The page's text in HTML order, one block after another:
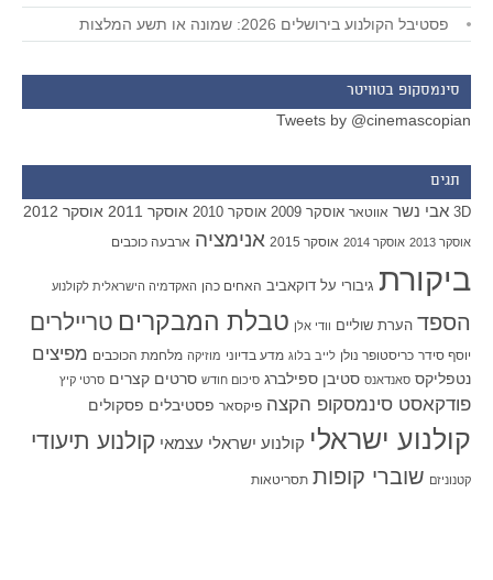
פסטיבל הקולנוע בירושלים 2026: שמונה או תשע המלצות
סינמסקופ בטוויטר
Tweets by @cinemascopian
תגים
3D אבי נשר אווטאר אוסקר 2009 אוסקר 2010 אוסקר 2011 אוסקר 2012
אוסקר 2013 אוסקר 2014 אוסקר 2015 אנימציה ארבעה כוכבים
ביקורת גיבורי על דוקאביב האחים כהן האקדמיה הישראלית לקולנוע
הספד הערת שוליים וודי אלן טבלת המבקרים טריילרים
יוסף סידר כריסטופר נולן לייב בלוג מדע בדיוני מוזיקה מלחמת הכוכבים מפיצים
נטפליקס סאנדאנס סטיבן ספילברג סיכום חודש סרטים קצרים סרטי קיץ
פודקאסט סינמסקופ הקצה פיקסאר פסטיבלים פסקולים
קולנוע ישראלי קולנוע ישראלי עצמאי קולנוע תיעודי
קטנוניזם שוברי קופות תסריטאות